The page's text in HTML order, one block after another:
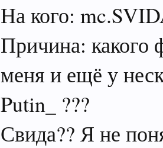
На кого:
Причина: какого
меня и ещё у
Putin_ ???
Свида?? Я не